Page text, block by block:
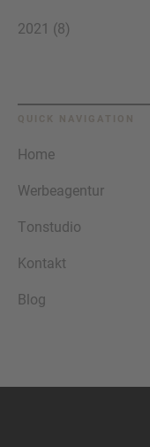
2021 (8)
QUICK NAVIGATION
Home
Werbeagentur
Tonstudio
Kontakt
Blog